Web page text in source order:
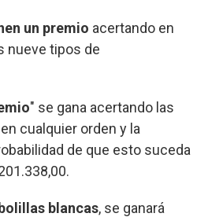
un premio acertando en
nueve tipos de
" se gana acertando las
en cualquier orden y la
de que esto suceda
bolillas blancas, se ganará